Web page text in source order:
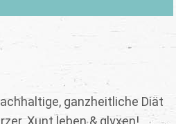
ganzheitliche Diät
Xunt leben & glyxen!